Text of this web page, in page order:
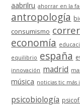
aabrilru ahorrar en la
antropología
consumismo correr
economía
equilibrio españa
innovación madrid
música noticias tic más
psicobiología